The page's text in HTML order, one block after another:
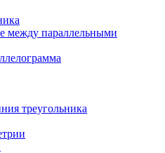
между параллельными
треугольника